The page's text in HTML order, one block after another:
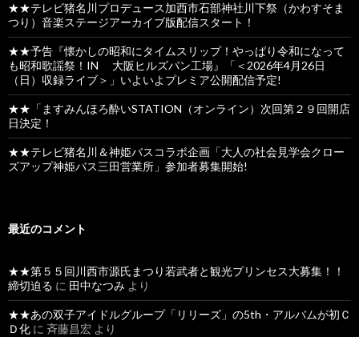
★★テレビ猪名川プロデュース加西市石部神社川下祭（かわすそま
つり）音楽ステージアーカイブ版配信スタート！
★★予告『懐かしの昭和にタイムスリップ！やっぱり令和になって
も昭和歌謡祭！IN 大阪ヒルズパン工場』「＜2026年4月26日
（日）収録ライブ＞」いよいよプレミア公開配信予定!
★★「ますみんほろ酔いSTATION（オンライン）次回第２９回開店
日決定！
★★テレビ猪名川＆神姫バスコラボ企画「大人の社会見学会クロー
ズアップ神姫バス三田営業所」参加者募集開始!
最近のコメント
★★第５５回川西市源氏まつり若武者と観光プリンセス大募集！！
締切迫る に 田中なつみ より
★★あの双子アイドルグループ「リリーズ」の5th・アルバムが初Ｃ
Ｄ化 に 斉藤昌宏 より